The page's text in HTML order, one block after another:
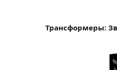
Трансформеры: